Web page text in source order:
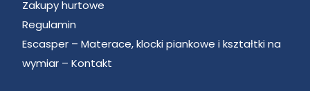
Zakupy hurtowe
Regulamin
Escasper – Materace, klocki piankowe i kształtki na
wymiar – Kontakt